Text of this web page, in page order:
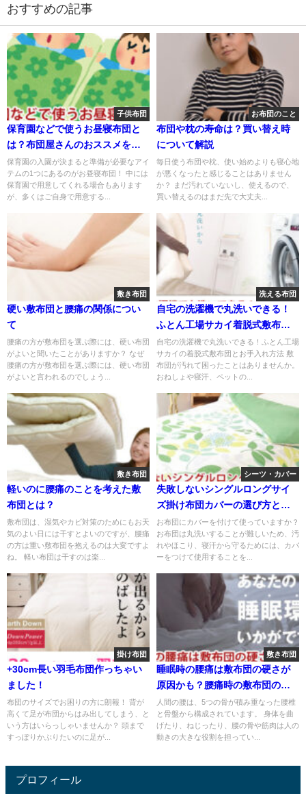
おすすめの記事
子供布団
保育園などで使うお昼寝布団と
は？布団屋さんのおススメを解
説！
保育園の入園が決まると準備が必要なアイ
テムの1つにあるのがお昼寝布団！ 中には
保育園で用意してくれる場合もあります
が、多くはご自身で用意する...
お布団のこと
布団や枕の寿命は？買い替え時
について解説
毎日使う布団や枕、使い始めよりも寝心地
が悪くなったと感じることはありません
か？ まだ汚れていないし、使えるので、
買い替えるのはまだ先で大丈夫...
敷き布団
硬い敷布団と腰痛の関係につい
て
腰痛の方が敷布団を選ぶ際には、硬い布団
がよいと聞いたことがありますか？ なぜ
腰痛の方が敷布団を選ぶ際には、硬い布団
がよいと言われるのでしょう...
洗える布団
自宅の洗濯機で丸洗いできる！
ふとん工場サカイ着脱式敷布団
と洗濯方法
自宅の洗濯機で丸洗いできる！ふとん工場
サカイの着脱式敷布団とお手入れ方法 敷
布団が汚れて困ったことはありませんか。
おねしょや寝汗、ペットの...
敷き布団
軽いのに腰痛のことを考えた敷
布団とは？
敷布団は、湿気やカビ対策のためにもお天
気のよい日には干すとよいのですが、腰痛
の方は重い敷布団を抱えるのは大変ですよ
ね。 軽い布団は干すのは楽...
シーツ・カバー
失敗しないシングルロングサイ
ズ掛け布団カバーの選び方と簡
単つけ替え方ガイド
お布団にカバーを付けて使っていますか？
お布団は丸洗いすることが難しいため、汚
れやほこり、寝汗から守るためには、カバ
ーをつけて使用することを...
掛け布団
+30cm長い羽毛布団作っちゃい
ました！
布団のサイズでお困りの方に朗報！ 背が
高くて足が布団からはみ出してしまう、と
いう方はいらっしゃいませんか？ 頭まで
すっぽりかぶりたいのに足が...
敷き布団
睡眠時の腰痛は敷布団の硬さが
原因かも？腰痛時の敷布団の選
び方
人間の腰は、5つの骨が積み重なった腰椎
と骨盤から構成されています。 身体を曲
げたり、ねじったり、腰の骨や筋肉は人の
動きの大きな役割を担ってい...
プロフィール